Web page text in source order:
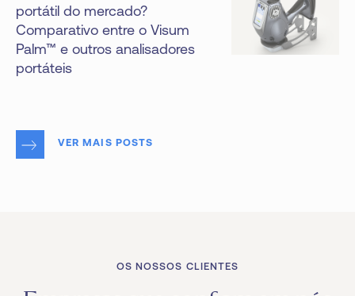
portátil do mercado?
Comparativo entre o Visum
Palm™ e outros analisadores
portáteis
VER MAIS POSTS
OS NOSSOS CLIENTES